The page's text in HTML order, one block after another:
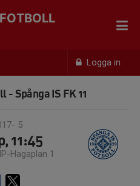
Logga in
Spånga IS FK 11
5
11:45
Hagaplan 1